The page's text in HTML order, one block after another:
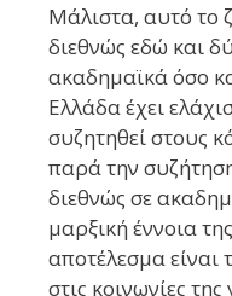
Μάλιστα, αυτό το
διεθνώς εδώ και
ακαδημαϊκά όσο
Ελλάδα έχει
συζητηθεί στους
παρά την
διεθνώς σε
μαρξική έννοια
αποτέλεσμα είναι
στις κοινωνίες